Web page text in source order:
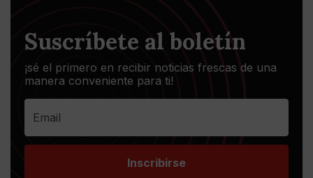
Suscríbete al boletín
¡sé el primero en recibir noticias frescas de una
manera conveniente para ti!
Inscribirse